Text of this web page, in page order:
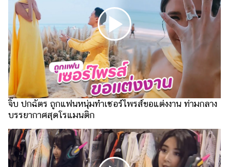
มือ
ถือ
ราคา
ทอง
ราคา
น้ำมัน
วา
ไร
ตี้
แต่งงาน
จิ๊บ ปกฉัตร ถูกแฟนหนุ่มทำเซอร์ไพรส์ขอแต่งงาน ท่ามกลาง
บรรยากาศสุดโรแมนติก